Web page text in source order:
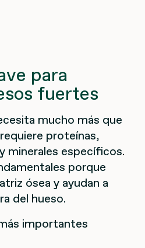
para
fuertes
mucho más que
proteínas,
minerales específicos.
porque
ósea y ayudan a
del hueso.
importantes